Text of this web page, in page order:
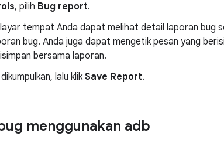
, pilih Bug report.
layar tempat Anda dapat melihat detail laporan bug
bug. Anda juga dapat mengetik pesan yang
bersama laporan.
lalu klik Save Report.
menggunakan adb